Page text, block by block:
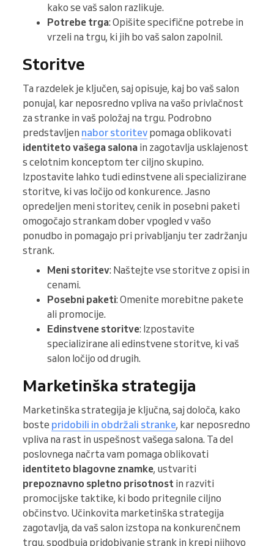
kako se vaš salon razlikuje.
Potrebe trga: Opišite specifične potrebe in
vrzeli na trgu, ki jih bo vaš salon zapolnil.
Storitve
Ta razdelek je ključen, saj opisuje, kaj bo vaš salon
ponujal, kar neposredno vpliva na vašo privlačnost
za stranke in vaš položaj na trgu. Podrobno
predstavljen nabor storitev pomaga oblikovati
identiteto vašega salona in zagotavlja usklajenost
s celotnim konceptom ter ciljno skupino.
Izpostavite lahko tudi edinstvene ali specializirane
storitve, ki vas ločijo od konkurence. Jasno
opredeljen meni storitev, cenik in posebni paketi
omogočajo strankam dober vpogled v vašo
ponudbo in pomagajo pri privabljanju ter zadržanju
strank.
Meni storitev: Naštejte vse storitve z opisi in
cenami.
Posebni paketi: Omenite morebitne pakete
ali promocije.
Edinstvene storitve: Izpostavite
specializirane ali edinstvene storitve, ki vaš
salon ločijo od drugih.
Marketinška strategija
Marketinška strategija je ključna, saj določa, kako
boste pridobili in obdržali stranke, kar neposredno
vpliva na rast in uspešnost vašega salona. Ta del
poslovnega načrta vam pomaga oblikovati
identiteto blagovne znamke, ustvariti
prepoznavno spletno prisotnost in razviti
promocijske taktike, ki bodo pritegnile ciljno
občinstvo. Učinkovita marketinška strategija
zagotavlja, da vaš salon izstopa na konkurenčnem
trgu, spodbuja pridobivanje strank in krepi njihovo